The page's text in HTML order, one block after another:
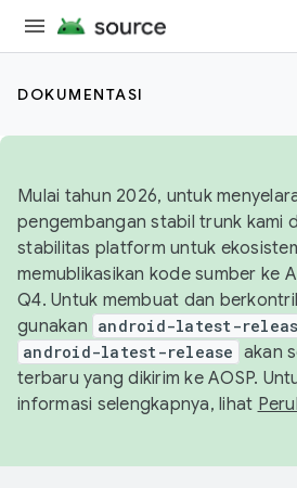
DOKUMENTASI
Mulai tahun 2026, untuk
pengembangan stabil trunk kami
stabilitas platform untuk
memublikasikan kode sumber ke
Q4. Untuk membuat dan
gunakan android-latest-
android-latest-release akan
terbaru yang dikirim ke AOSP.
informasi selengkapnya, lihat